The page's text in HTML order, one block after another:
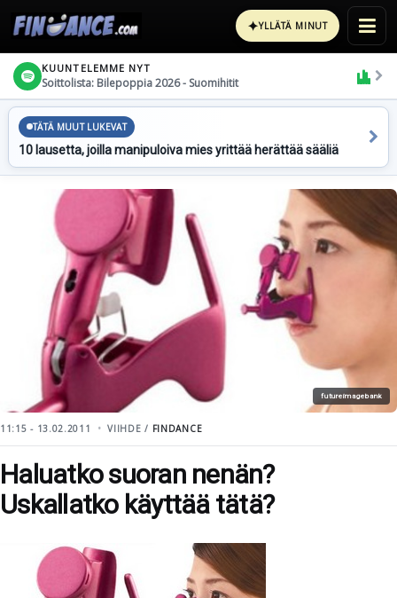
✦YLLÄTÄ MINUT
KUUNTELEMME NYT
Soittolista: Bilepoppia 2026 - Suomihitit
TÄTÄ MUUT LUKEVAT
10 lausetta, joilla manipuloiva mies yrittää herättää sääliä
futureimagebank
11:15 - 13.02.2011 VIIHDE / FINDANCE
Haluatko suoran nenän?
Uskallatko käyttää tätä?